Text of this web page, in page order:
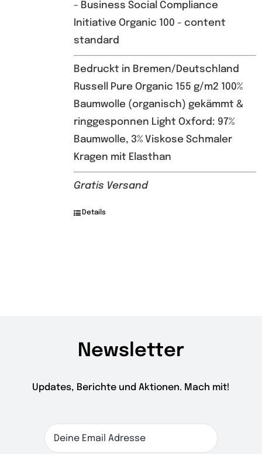
Produktseite
gewählt
werden
- Business Social Compliance
Initiative Organic 100 - content
standard
Bedruckt in Bremen/Deutschland
Russell Pure Organic 155 g/m2 100%
Baumwolle (organisch) gekämmt &
ringgesponnen Light Oxford: 97%
Baumwolle, 3% Viskose Schmaler
Kragen mit Elasthan
Gratis Versand
Details
Newsletter
Updates, Berichte und Aktionen. Mach mit!